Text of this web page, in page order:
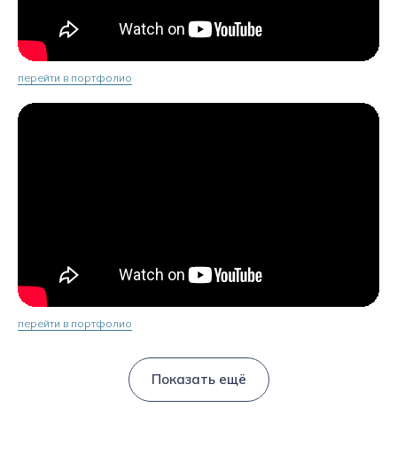
перейти в портфолио
перейти в портфолио
Показать ещё